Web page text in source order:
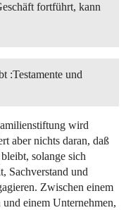
fortführt, kann
:Testamente und
wird
aber nichts daran, daß
solange sich
Sachverstand und
Zwischen einem
einem Unternehmen,